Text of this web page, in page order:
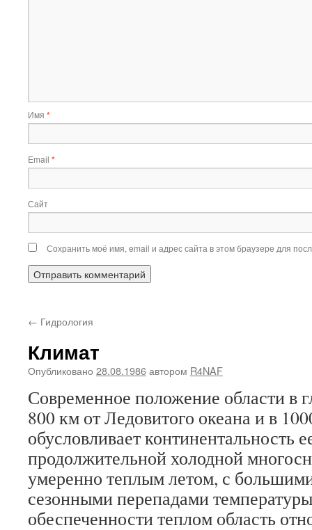
Имя *
Email *
Сайт
Сохранить моё имя, email и адрес сайта в этом браузере для
← Гидрология
Климат
Опубликовано 28.08.1986автором R4NAF
Современное положение области в
800 км от Ледовитого океана и в
обусловливает континентальность
продолжительной холодной
умеренно теплым летом, с
сезонными перепадами
обеспеченности теплом область